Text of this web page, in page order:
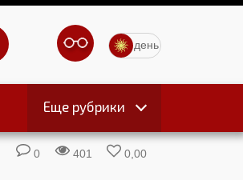
день
Еще рубрики
0 401 0,00